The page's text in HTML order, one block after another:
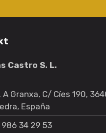
Castro S. L.
A Granxa, C/ Cíes 190,
España
34 29 53